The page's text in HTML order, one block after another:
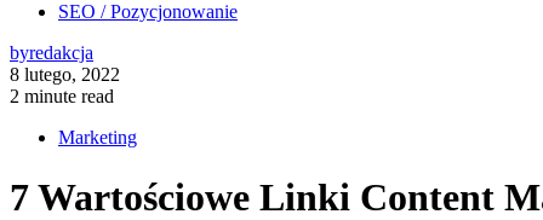
SEO / Pozycjonowanie
byredakcja
8 lutego, 2022
2 minute read
Marketing
7 Wartościowe Linki Content